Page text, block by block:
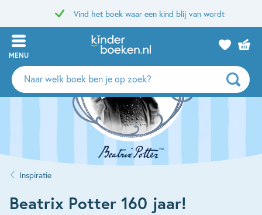
Vind het boek waar een kind blij van wordt
MENU
Zoeken
naar
Inspiratie
Beatrix Potter 160 jaar!